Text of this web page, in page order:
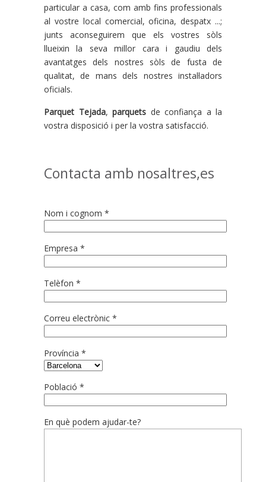
particular a casa, com amb fins professionals
al vostre local comercial, oficina, despatx ...;
junts aconseguirem que els vostres sòls
llueixin la seva millor cara i gaudiu dels
avantatges dels nostres sòls de fusta de
qualitat, de mans dels nostres instal·ladors
oficials.
Parquet Tejada, parquets de confiança a la
vostra disposició i per la vostra satisfacció.
Contacta amb nosaltres,es
Nom i cognom *
Empresa *
Telèfon *
Correu electrònic *
Província *
Població *
En què podem ajudar-te?